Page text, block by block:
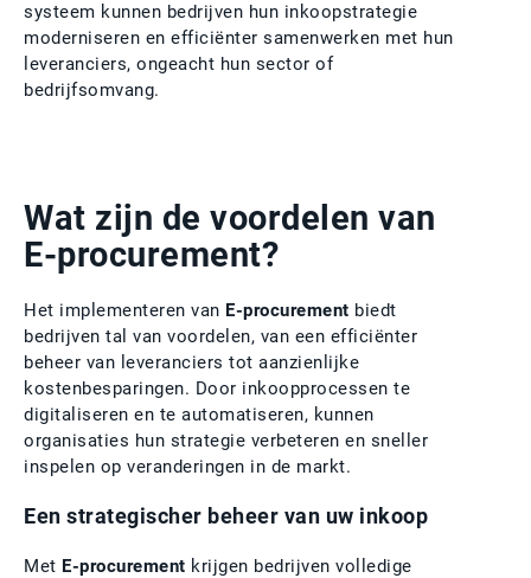
systeem kunnen bedrijven hun inkoopstrategie
moderniseren en efficiënter samenwerken met hun
leveranciers, ongeacht hun sector of
bedrijfsomvang.
Wat zijn de voordelen van
E-procurement?
Het implementeren van E-procurement biedt
bedrijven tal van voordelen, van een efficiënter
beheer van leveranciers tot aanzienlijke
kostenbesparingen. Door inkoopprocessen te
digitaliseren en te automatiseren, kunnen
organisaties hun strategie verbeteren en sneller
inspelen op veranderingen in de markt.
Een strategischer beheer van uw inkoop
Met E-procurement krijgen bedrijven volledige